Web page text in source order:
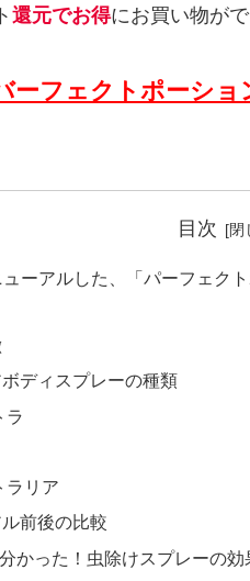
還元でお得にお買い物が
ーフェクトポーシ
目次
ーアルした、「パーフェク
ディスプレーの種類
ラ
ラリア
前後の比較
かった！虫除けスプレーの効